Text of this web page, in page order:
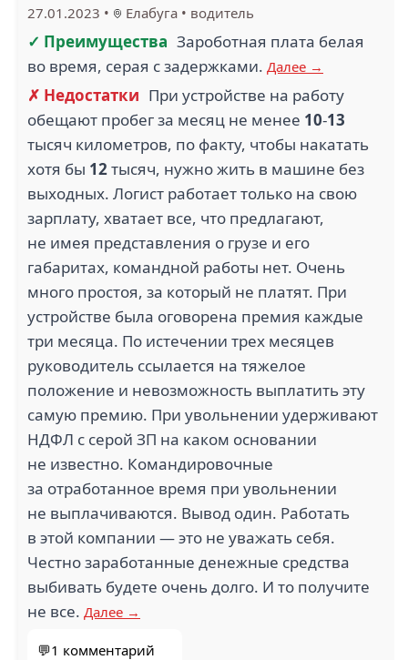
27.01.2023 • Елабуга • водитель
✓ Преимущества Зароботная плата белая
во время, серая с задержками. Далее →
✗ Недостатки При устройстве на работу
обещают пробег за месяц не менее 10-13
тысяч километров, по факту, чтобы накатать
хотя бы 12тысяч, нужно жить в машине без
выходных. Логист работает только на свою
зарплату, хватает все, что предлагают,
не имея представления о грузе и его
габаритах, командной работы нет. Очень
много простоя, за который не платят. При
устройстве была оговорена премия каждые
три месяца. По истечении трех месяцев
руководитель ссылается на тяжелое
положение и невозможность выплатить эту
самую премию. При увольнении удерживают
НДФЛ с серой ЗП на каком основании
не известно. Командировочные
за отработанное время при увольнении
не выплачиваются. Вывод один. Работать
в этой компании — это не уважать себя.
Честно заработанные денежные средства
выбивать будете очень долго. И то получите
не все. Далее →
💬1 комментарий